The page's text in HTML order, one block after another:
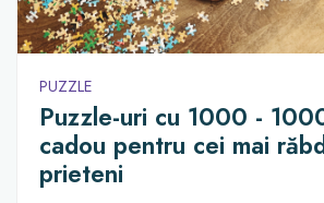
PUZZLE
Puzzle-uri cu 1000 -
cadou pentru cei mai
prieteni